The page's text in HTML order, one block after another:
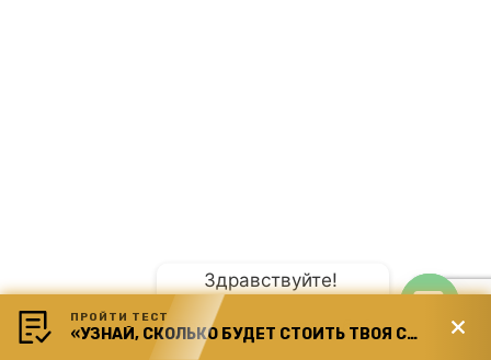
Здравствуйте!
Планируете свадьбу?
ПРОЙТИ ТЕСТ
«УЗНАЙ, СКОЛЬКО БУДЕТ СТОИТЬ ТВОЯ СВАДЬБА»